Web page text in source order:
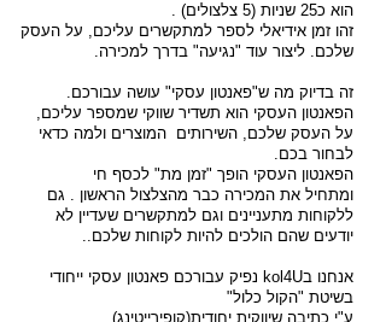
הוא כ25 שניות (5 צלצולים) .
זהו זמן אידיאלי לספר למתקשרים עליכם, על העסק
שלכם. ליצור עוד "נגיעה" בדרך למכירה.
זה בדיוק מה ש"פאנטון עסקי" עושה עבורכם.
הפאנטון העסקי הוא תשדיר שווקי שמספר עליכם,
על העסק שלכם, השירותים המוצרים ולמה כדאי
לבחור בכם.
הפאנטון העסקי הופך "זמן מת" לכסף חי
ומתחיל את המכירה כבר מהצלצול הראשון . גם
ללקוחות מתעניינים וגם למתקשרים שעדיין לא
יודעים שהם הולכים להיות לקוחות שלכם..
אנחנו בkol4U נפיק עבורכם פאנטון עסקי ייחודי
בשיטת "הקול כלול"
ע"י כתיבה שיווקית יחודית(קופירייטינג)